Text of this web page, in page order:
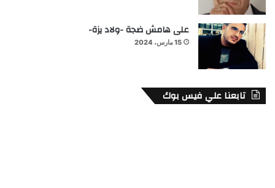
على هامش ضجة -ولاد يزة-
15 مارس، 2024
تابعنا علي فيس بوك